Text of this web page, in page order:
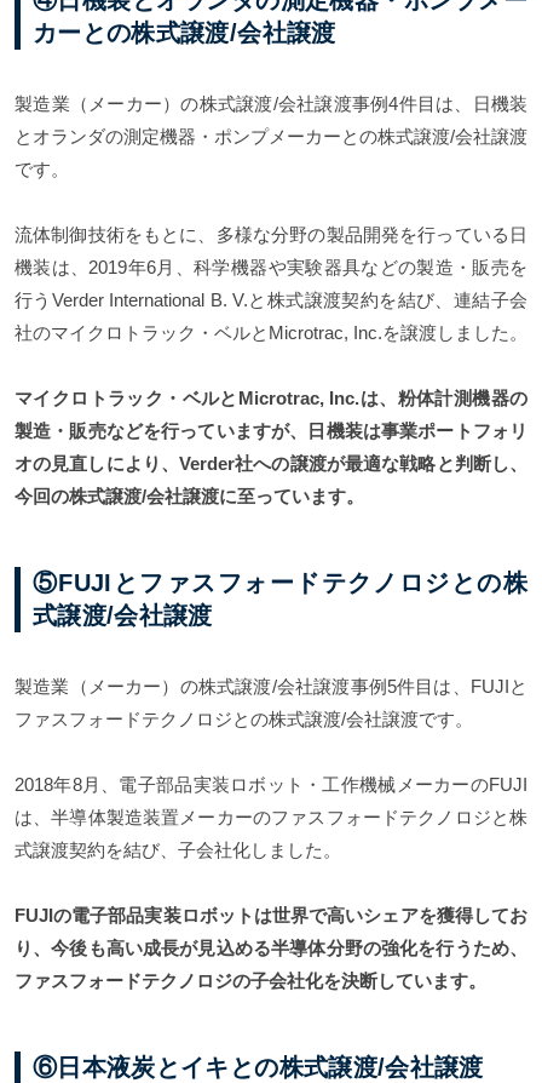
カーとの株式譲渡/会社譲渡
製造業（メーカー）の株式譲渡/会社譲渡事例4件目は、日機装
とオランダの測定機器・ポンプメーカーとの株式譲渡/会社譲渡
です。
流体制御技術をもとに、多様な分野の製品開発を行っている日
機装は、2019年6月、科学機器や実験器具などの製造・販売を
行うVerder International B. V.と株式譲渡契約を結び、連結子会
社のマイクロトラック・ベルとMicrotrac, Inc.を譲渡しました。
マイクロトラック・ベルとMicrotrac, Inc.は、粉体計測機器の
製造・販売などを行っていますが、日機装は事業ポートフォリ
オの見直しにより、Verder社への譲渡が最適な戦略と判断し、
今回の株式譲渡/会社譲渡に至っています。
⑤FUJIとファスフォードテクノロジとの株
式譲渡/会社譲渡
製造業（メーカー）の株式譲渡/会社譲渡事例5件目は、FUJIと
ファスフォードテクノロジとの株式譲渡/会社譲渡です。
2018年8月、電子部品実装ロボット・工作機械メーカーのFUJI
は、半導体製造装置メーカーのファスフォードテクノロジと株
式譲渡契約を結び、子会社化しました。
FUJIの電子部品実装ロボットは世界で高いシェアを獲得してお
り、今後も高い成長が見込める半導体分野の強化を行うため、
ファスフォードテクノロジの子会社化を決断しています。
⑥日本液炭とイキとの株式譲渡/会社譲渡